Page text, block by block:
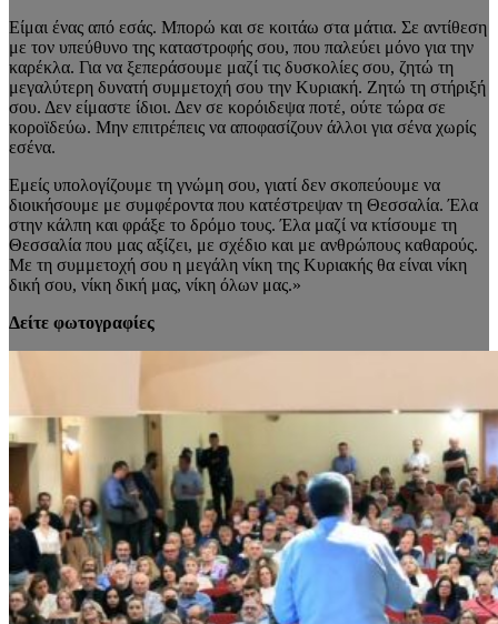
Είμαι ένας από εσάς. Μπορώ και σε κοιτάω στα μάτια. Σε αντίθεση
με τον υπεύθυνο της καταστροφής σου, που παλεύει μόνο για την
καρέκλα. Για να ξεπεράσουμε μαζί τις δυσκολίες σου, ζητώ τη
μεγαλύτερη δυνατή συμμετοχή σου την Κυριακή. Ζητώ τη στήριξή
σου. Δεν είμαστε ίδιοι. Δεν σε κορόιδεψα ποτέ, ούτε τώρα σε
κοροϊδεύω. Μην επιτρέπεις να αποφασίζουν άλλοι για σένα χωρίς
εσένα.
Εμείς υπολογίζουμε τη γνώμη σου, γιατί δεν σκοπεύουμε να
διοικήσουμε με συμφέροντα που κατέστρεψαν τη Θεσσαλία. Έλα
στην κάλπη και φράξε το δρόμο τους. Έλα μαζί να κτίσουμε τη
Θεσσαλία που μας αξίζει, με σχέδιο και με ανθρώπους καθαρούς.
Με τη συμμετοχή σου η μεγάλη νίκη της Κυριακής θα είναι νίκη
δική σου, νίκη δική μας, νίκη όλων μας.»
Δείτε φωτογραφίες